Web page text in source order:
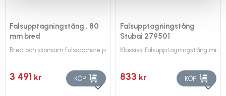
Falsupptagningstång , 80
mm bred
Bred och skonsam falsöppnare perfekt för längre "operationer"
3 491 kr
Lägg till i favoriter
KÖP
Falsupptagningstång
Stubai 279501
Klassisk falsupptagningstång med
833 kr
KÖP